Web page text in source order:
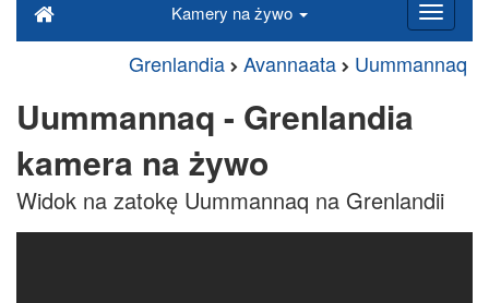
Kamery na żywo
Grenlandia Avannaata Uummannaq
Uummannaq - Grenlandia
kamera na żywo
Widok na zatokę Uummannaq na Grenlandii